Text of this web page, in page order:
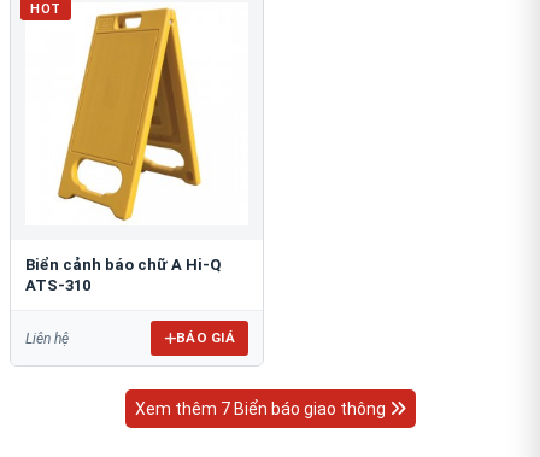
HOT
Biển cảnh báo chữ A Hi-Q
ATS-310
Liên hệ BÁO GIÁ
Xem thêm 7 Biển báo giao thông